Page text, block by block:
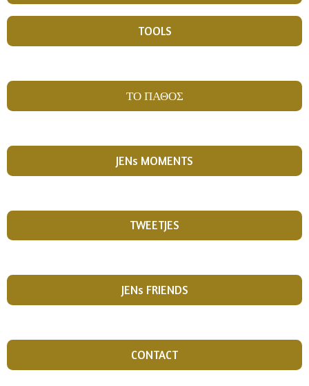
TOOLS
ΤΟ ΠΑΘΟΣ
JENs MOMENTS
TWEETJES
JENs FRIENDS
CONTACT